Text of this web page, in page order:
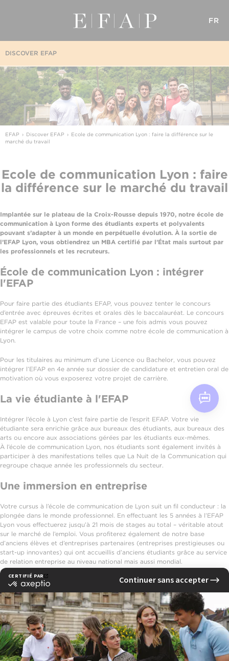
FR
DISCOVER EFAP
EFAP Discover EFAP
Ecole de communication Lyon : faire la différence sur le
marché du travail
Ecole de communication Lyon : faire
la différence sur le marché du travail
Implantée sur le plateau de la Croix-Rousse depuis 1970, notre école de
communication à Lyon forme des étudiants experts et polyvalents
pouvant s’adapter à un monde en perpétuelle évolution. À la sortie de
l’EFAP Lyon, vous obtiendrez un MBA certifié par l’État mais surtout par
les professionnels et les recruteurs.
École de communication Lyon : intégrer
l'EFAP
Pour faire partie des étudiants EFAP, vous pouvez tenter le concours
d’entrée avec épreuves écrites et orales dès le baccalauréat. Le concours
EFAP est valable pour toute la France – une fois admis vous pouvez
intégrer le campus de votre choix comme notre école de communication à
Lyon.
Pour les titulaires au minimum d’une Licence ou Bachelor, vous pouvez
intégrer l’EFAP en 4e année sur dossier de candidature et entretien oral de
motivation où vous exposerez votre projet de carrière.
La vie étudiante à l'EFAP
Intégrer l’école à Lyon c’est faire partie de l’esprit EFAP. Votre vie
étudiante sera enrichie grâce aux bureaux des étudiants, aux bureaux des
arts ou encore aux associations gérées par les étudiants eux-mêmes.
À l’école de communication Lyon, nos étudiants sont également invités à
participer à des manifestations telles que La Nuit de la Communication qui
regroupe chaque année les professionnels du secteur.
Une immersion en entreprise
Votre cursus à l’école de communication de Lyon suit un fil conducteur : la
plongée dans le monde professionnel. En effectuant les 5 années à l’EFAP
Lyon vous effectuerez jusqu’à 21 mois de stages au total – véritable atout
sur le marché de l’emploi. Vous profiterez également de notre base
d’anciens élèves et d’entreprises partenaires (entreprises prestigieuses ou
start-up innovantes) qui ont accueillis d’anciens étudiants grâce au service
de relation entreprise au niveau national mais aussi mondial.
See also
L'EFAP Lyon
Notre pédagogie